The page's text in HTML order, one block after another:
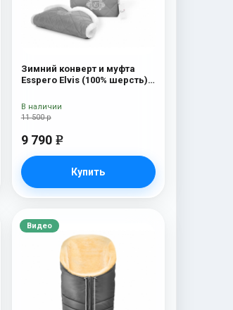
Зимний конверт и муфта
Esspero Elvis (100% шерсть)
11 500 р
9 790 e
Купить
В наличии
Видео